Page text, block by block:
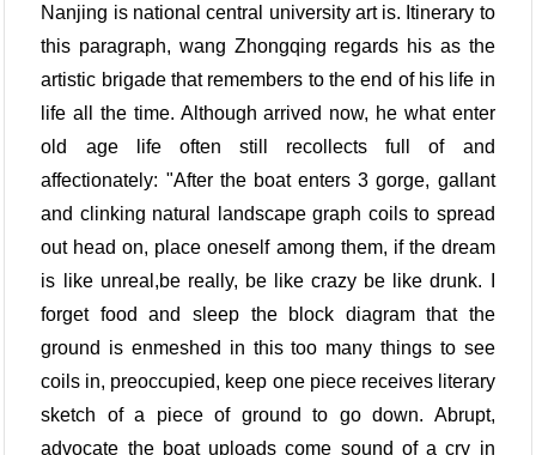
Nanjing is national central university art is. Itinerary to
this paragraph, wang Zhongqing regards his as the
artistic brigade that remembers to the end of his life in
life all the time. Although arrived now, he what enter
old age life often still recollects full of and
affectionately: "After the boat enters 3 gorge, gallant
and clinking natural landscape graph coils to spread
out head on, place oneself among them, if the dream
is like unreal,be really, be like crazy be like drunk. I
forget food and sleep the block diagram that the
ground is enmeshed in this too many things to see
coils in, preoccupied, keep one piece receives literary
sketch of a piece of ground to go down. Abrupt,
advocate the boat uploads come sound of a cry in